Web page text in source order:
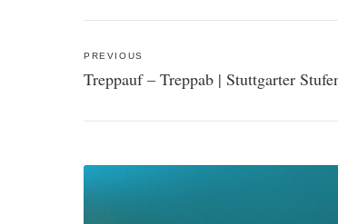
navigation
PREVIOUS
Treppauf – Treppab | Stuttgarter